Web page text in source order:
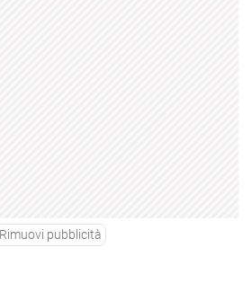
Rimuovi pubblicità